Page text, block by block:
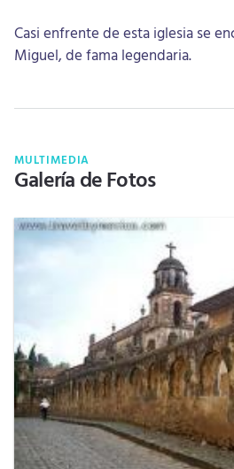
Casi enfrente de esta iglesia se
Miguel, de fama legendaria.
MULTIMEDIA
Galería de Fotos